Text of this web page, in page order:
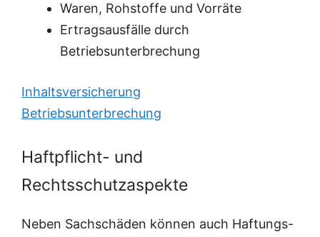
Waren, Rohstoffe und Vorräte
Ertragsausfälle durch
Betriebsunterbrechung
Inhaltsversicherung
Betriebsunterbrechung
Haftpflicht- und
Rechtsschutzaspekte
Neben Sachschäden können auch Haftungs-